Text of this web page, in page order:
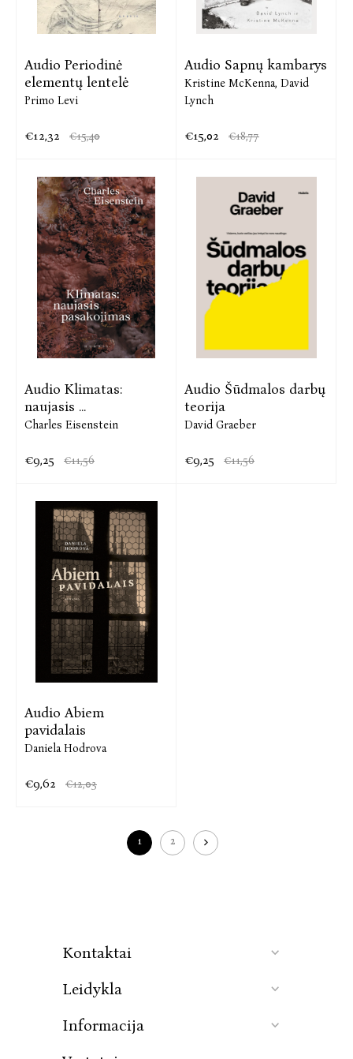
Audio Periodinė
elementų lentelė
Primo Levi
€12,32 €15,40
Audio Sapnų kambarys
Kristine McKenna, David
Lynch
€15,02 €18,77
Audio Klimatas:
naujasis ...
Charles Eisenstein
€9,25 €11,56
Audio Šūdmalos darbų
teorija
David Graeber
€9,25 €11,56
Audio Abiem
pavidalais
Daniela Hodrova
€9,62 €12,03
1 2
Kontaktai
Leidykla
Informacija